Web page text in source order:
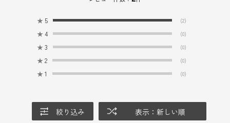
★ 5 (2)
★ 4 (0)
★ 3 (0)
★ 2 (0)
★ 1 (0)
絞り込み 表示：新しい順